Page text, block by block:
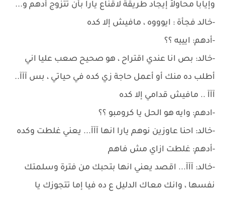
وإياباً محاولاً إيجاد طريقة لاقناع يارا بأن تتزوج أدهم و...
-خالد فجأة : ايوووه ، مافيش إلا كده
-أدهم: ايييه ؟؟
-خالد: بص انا عندي اقتراح ، هو صحيح صعب عليا اني
أطلب ده منك أو أعمل حاجة زي كده في حياتي ، بس آآآ..
آآآ .. مافيش قدامي إلا كده
-ادهم: وايه هو الحل يا كرومبو ؟؟
-خالد: احنا عاوزين نوهم يارا انها آآآ... يعني غلطت وكده
-أدهم: غلطت ازاي مش فاهم
-خالد: آآآ... اقصد يعني انها بتحبك من فترة وسلمتك
نفسها ، وانك معاك الدليل ع ده فيا إما تتجوزك يا